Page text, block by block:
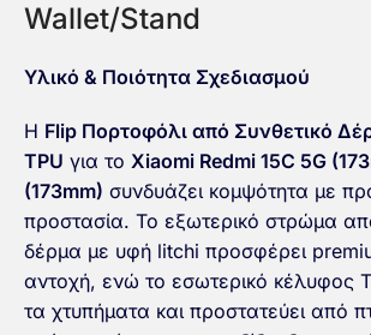
Wallet/Stand
Υλικό & Ποιότητα Σχεδιασμού
Η Flip Πορτοφόλι από Συνθετικό
TPU για το Xiaomi Redmi 15C 5G
(173mm) συνδυάζει κομψότητα με
προστασία. Το εξωτερικό στρώμα
δέρμα με υφή litchi προσφέρει
αντοχή, ενώ το εσωτερικό κέλυφος
τα χτυπήματα και προστατεύει από